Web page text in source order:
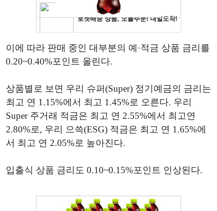
이에 따라 판매 중인 대부분의 예 ·적금 상품 금리를
0.20~0.40%포인트 올린다.
상품별로 보면 우리 슈퍼(Super) 정기예금의 금리는
최고 연 1.15%에서 최고 1.45%로 오른다. 우리
Super 주거래 적금은 최고 연 2.55%에서 최고연
2.80%로, 우리 으쓱(ESG) 적금은 최고 연 1.65%에
서 최고 연 2.05%로 높아진다.
입출식 상품 금리도 0.10~0.15%포인트 인상된다.